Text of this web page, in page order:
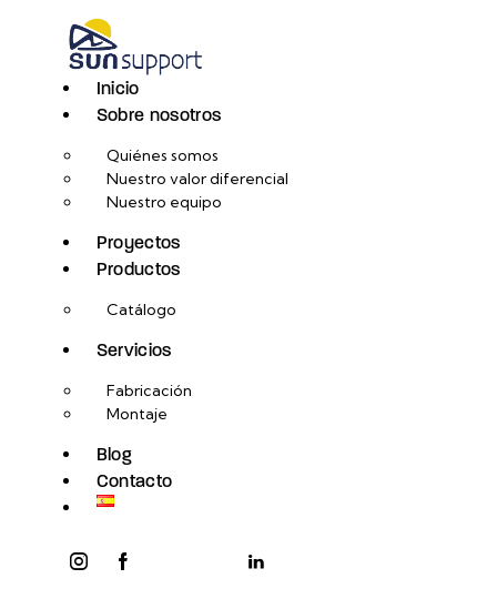
Inicio
Sobre nosotros
Quiénes somos
Nuestro valor diferencial
Nuestro equipo
Proyectos
Productos
Catálogo
Servicios
Fabricación
Montaje
Blog
Contacto
instagramfacebook-
youtube2
linkedin